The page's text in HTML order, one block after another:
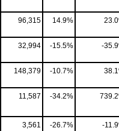
96,315 14.9%
32,994 -15.5% -
148,379 -10.7%
11,587 -34.2%
3,561 -26.7% -